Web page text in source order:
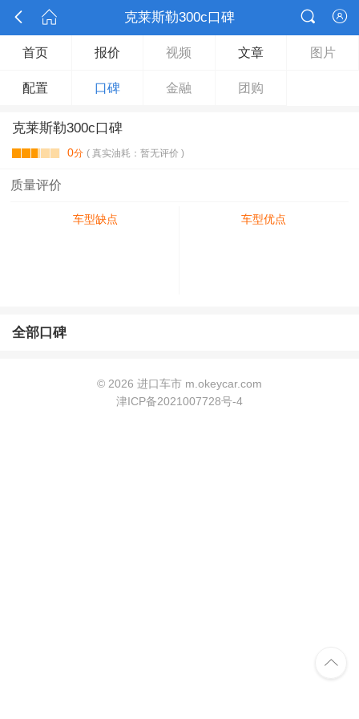
  克莱斯勒300c口碑 

首页 报价 视频 文章 图片
配置 口碑 金融 团购
克莱斯勒300c口碑
0分 ( 真实油耗：暂无评价 )
质量评价
车型缺点 车型优点
全部口碑
© 2026 进口车市 m.okeycar.com
津ICP备2021007728号-4
